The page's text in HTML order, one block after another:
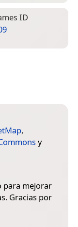
ID
,
y
para mejorar
Gracias por